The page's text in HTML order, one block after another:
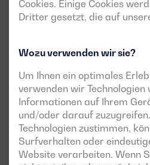
Cookies. Einige Cookies
Dritter gesetzt, die auf
Wozu verwenden wir sie?
Um Ihnen ein optimales
verwenden wir Technologien
Informationen auf Ihrem
und/oder darauf
Technologien zustimmen,
Surfverhalten oder
Website verarbeiten. Wenn
der motorbezogenen
eine möglichst leise
Ähnliche